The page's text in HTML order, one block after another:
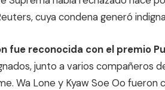
cuya condena generó
fue reconocida con el premio
junto a varios compañeros
Wa Lone y Kyaw Soe Oo